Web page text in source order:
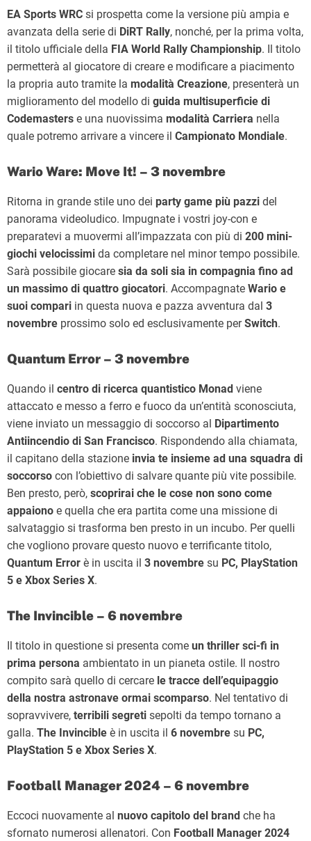
EA Sports WRC si prospetta come la versione più ampia e
avanzata della serie di DiRT Rally, nonché, per la prima volta,
il titolo ufficiale della FIA World Rally Championship. Il titolo
permetterà al giocatore di creare e modificare a piacimento
la propria auto tramite la modalità Creazione, presenterà un
miglioramento del modello di guida multisuperficie di
Codemasters e una nuovissima modalità Carriera nella
quale potremo arrivare a vincere il Campionato Mondiale.
Wario Ware: Move It! – 3 novembre
Ritorna in grande stile uno dei party game più pazzi del
panorama videoludico. Impugnate i vostri joy-con e
preparatevi a muovermi all’impazzata con più di 200 mini-
giochi velocissimi da completare nel minor tempo possibile.
Sarà possibile giocare sia da soli sia in compagnia fino ad
un massimo di quattro giocatori. Accompagnate Wario e
suoi compari in questa nuova e pazza avventura dal 3
novembre prossimo solo ed esclusivamente perSwitch.
Quantum Error – 3 novembre
Quando il centro di ricerca quantistico Monad viene
attaccato e messo a ferro e fuoco da un’entità sconosciuta,
viene inviato un messaggio di soccorso al
Dipartimento
Antiincendio di San Francisco. Rispondendo alla chiamata,
il capitano della stazione invia te insieme ad una squadra di
soccorso con l’obiettivo di salvare quante più vite possibile.
Ben presto, però, scoprirai che le cose non sono come
appaiono e quella che era partita come una missione di
salvataggio si trasforma ben presto in un incubo. Per quelli
che vogliono provare questo nuovo e terrificante titolo,
Quantum Error è in uscita il 3 novembre su PC, PlayStation
5 e Xbox Series X.
The Invincible – 6 novembre
Il titolo in questione si presenta come un thriller sci-fi in
prima persona ambientato in un pianeta ostile. Il nostro
compito sarà quello di cercare le tracce dell’equipaggio
della nostra astronave ormai scomparso. Nel tentativo di
sopravvivere, terribili segreti sepolti da tempo tornano a
galla. The Invincible è in uscita il 6 novembre su PC,
PlayStation 5 e Xbox Series X.
Football Manager 2024 – 6 novembre
Eccoci nuovamente al nuovo capitolo del brand che ha
sfornato numerosi allenatori. Con Football Manager 2024